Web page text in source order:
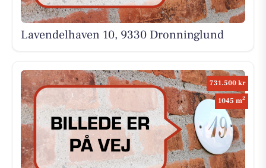
Lavendelhaven 10, 9330 Dronninglund
731.500 kr
1045 m2